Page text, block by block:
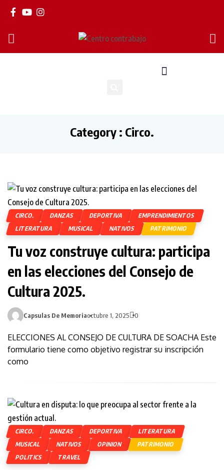
Category : Circo.
CIRCO. DANZAS DEPORTIVA
EMPRENDIMIENTOS
LITERATURA
MUSICAL NATIVOS PATRIMONIO
Tu voz construye cultura: participa
en las elecciones del Consejo de
Cultura 2025.
Capsulas De Memoriaoctubre 1, 2025 0
ELECCIONES AL CONSEJO DE CULTURA DE SOACHA Este
formulario tiene como objetivo registrar su inscripción
como
CIRCO. DANZAS DEPORTIVA
LITERATURA
MUSICAL
NATIVOS OPINION
PATRIMONIO
POLITICS
TRAVEL